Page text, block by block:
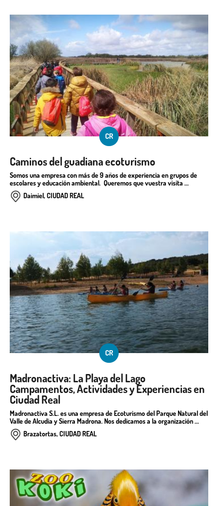
CR
Caminos del guadiana ecoturismo
Somos una empresa con más de 9 años de experiencia en grupos de
escolares y educación ambiental. Queremos que vuestra visita ...
Daimiel, CIUDAD REAL
CR
Madronactiva: La Playa del Lago
Campamentos, Actividades y Experiencias en
Ciudad Real
Madronactiva S.L. es una empresa de Ecoturismo del Parque Natural del
Valle de Alcudia y Sierra Madrona. Nos dedicamos a la organización ...
Brazatortas, CIUDAD REAL